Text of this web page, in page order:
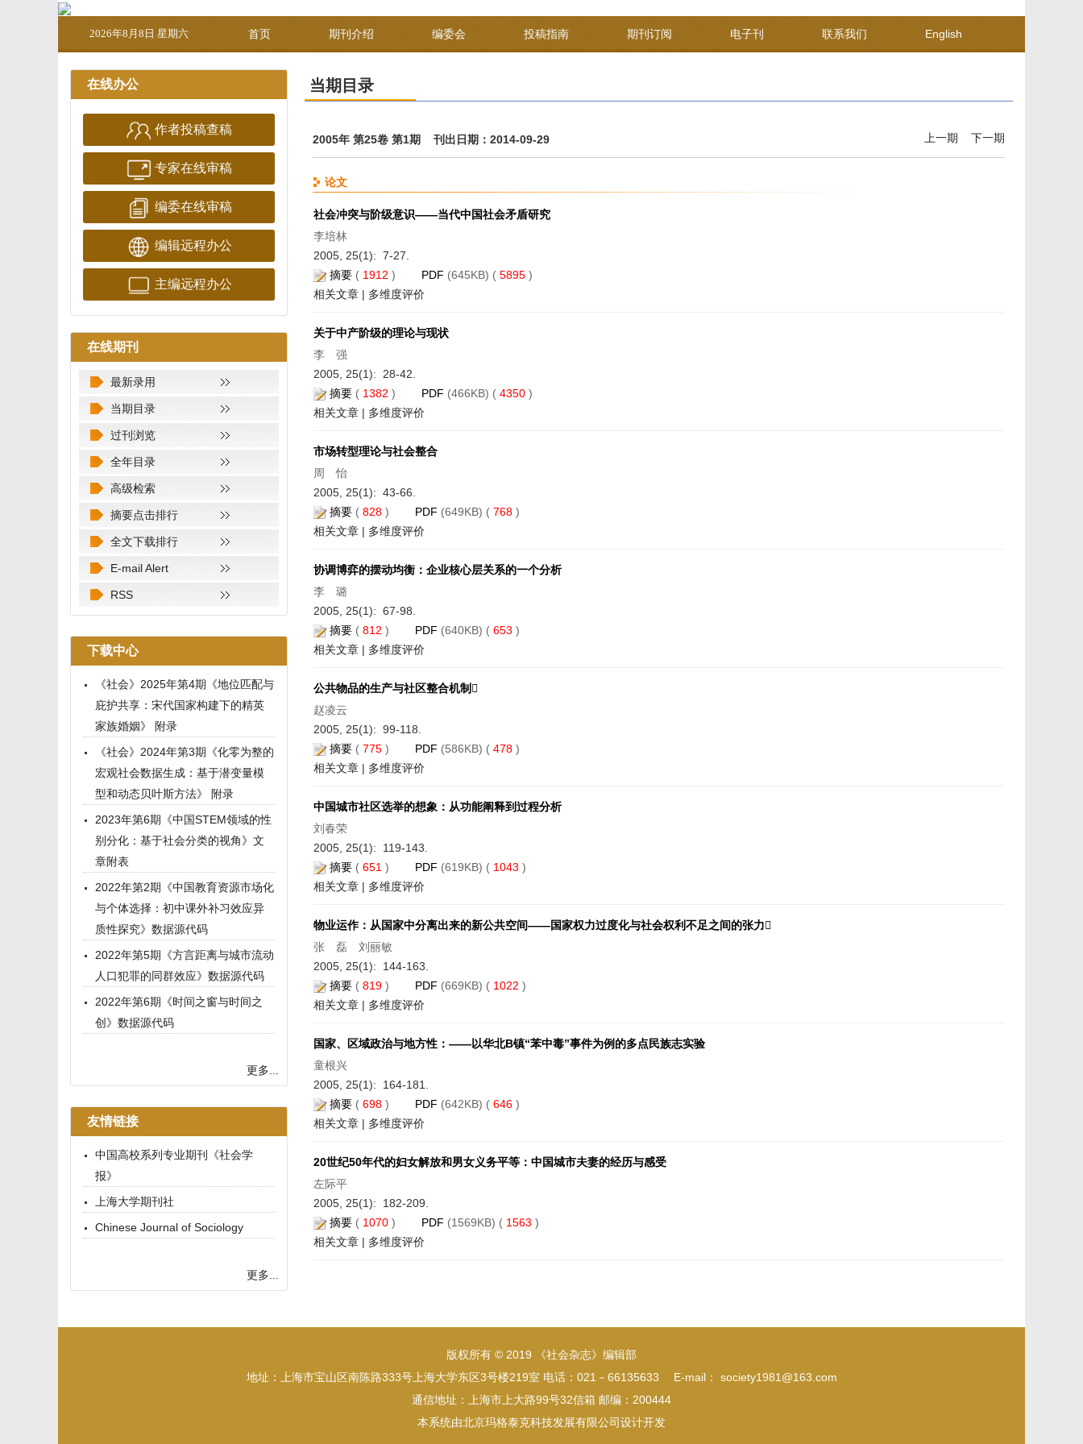
2026年8月8日 星期六 首页 期刊介绍 编委会 投稿指南 期刊订阅 电子刊 联系我们 English
在线办公
作者投稿查稿
专家在线审稿
编委在线审稿
编辑远程办公
主编远程办公
在线期刊
最新录用
当期目录
过刊浏览
全年目录
高级检索
摘要点击排行
全文下载排行
E-mail Alert
RSS
下载中心
《社会》2025年第4期《地位匹配与
庇护共享：宋代国家构建下的精英
家族婚姻》 附录
《社会》2024年第3期《化零为整的
宏观社会数据生成：基于潜变量模
型和动态贝叶斯方法》 附录
2023年第6期《中国STEM领域的性
别分化：基于社会分类的视角》文
章附表
2022年第2期《中国教育资源市场化
与个体选择：初中课外补习效应异
质性探究》数据源代码
2022年第5期《方言距离与城市流动
人口犯罪的同群效应》数据源代码
2022年第6期《时间之窗与时间之
创》数据源代码
更多...
友情链接
中国高校系列专业期刊《社会学
报》
上海大学期刊社
Chinese Journal of Sociology
更多...
当期目录
2005年 第25卷 第1期 刊出日期：2014-09-29 上一期 下一期
论文
社会冲突与阶级意识——当代中国社会矛盾研究
李培林
2005, 25(1): 7-27.
摘要 ( 1912 ) PDF (645KB) ( 5895 )
相关文章 | 多维度评价
关于中产阶级的理论与现状
李 强
2005, 25(1): 28-42.
摘要 ( 1382 ) PDF (466KB) ( 4350 )
相关文章 | 多维度评价
市场转型理论与社会整合
周 怡
2005, 25(1): 43-66.
摘要 ( 828 ) PDF (649KB) ( 768 )
相关文章 | 多维度评价
协调博弈的摆动均衡：企业核心层关系的一个分析
李 璐
2005, 25(1): 67-98.
摘要 ( 812 ) PDF (640KB) ( 653 )
相关文章 | 多维度评价
公共物品的生产与社区整合机制
赵凌云
2005, 25(1): 99-118.
摘要 ( 775 ) PDF (586KB) ( 478 )
相关文章 | 多维度评价
中国城市社区选举的想象：从功能阐释到过程分析
刘春荣
2005, 25(1): 119-143.
摘要 ( 651 ) PDF (619KB) ( 1043 )
相关文章 | 多维度评价
物业运作：从国家中分离出来的新公共空间——国家权力过度化与社会权利不足之间的张力
张 磊 刘丽敏
2005, 25(1): 144-163.
摘要 ( 819 ) PDF (669KB) ( 1022 )
相关文章 | 多维度评价
国家、区域政治与地方性：——以华北B镇“苯中毒”事件为例的多点民族志实验
童根兴
2005, 25(1): 164-181.
摘要 ( 698 ) PDF (642KB) ( 646 )
相关文章 | 多维度评价
20世纪50年代的妇女解放和男女义务平等：中国城市夫妻的经历与感受
左际平
2005, 25(1): 182-209.
摘要 ( 1070 ) PDF (1569KB) ( 1563 )
相关文章 | 多维度评价
版权所有 © 2019 《社会杂志》编辑部
地址：上海市宝山区南陈路333号上海大学东区3号楼219室 电话：021－66135633 E-mail： society1981@163.com
通信地址：上海市上大路99号32信箱 邮编：200444
本系统由北京玛格泰克科技发展有限公司设计开发